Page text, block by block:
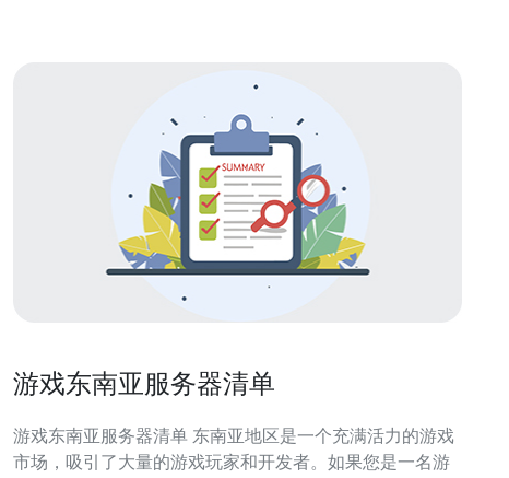
游戏东南亚服务器清单
游戏东南亚服务器清单 东南亚地区是一个充满活力的游戏
市场，吸引了大量的游戏玩家和开发者。如果您是一名游